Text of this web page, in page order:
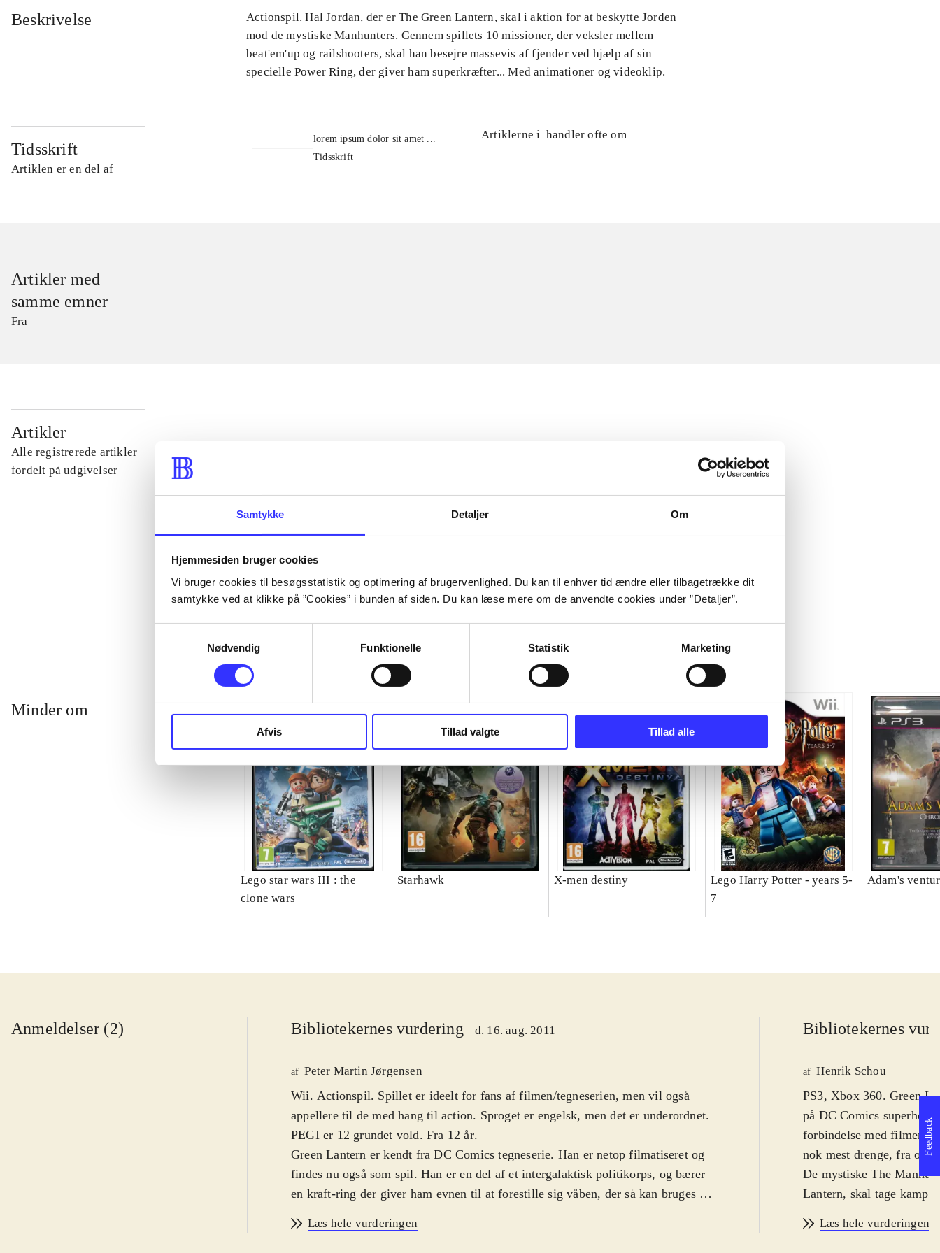
Samtykke Detaljer Om
Hjemmesiden bruger cookies
Vi bruger cookies til besøgsstatistik og optimering af brugervenlighed. Du kan til enhver tid ændre eller tilbagetrække dit
samtykke ved at klikke på ”Cookies” i bunden af siden. Du kan læse mere om de anvendte cookies under ”Detaljer”.
Nødvendig
Funktionelle Statistik Marketing
Afvis Tillad valgte Tillad alle
Beskrivelse
Actionspil. Hal Jordan, der er The Green Lantern, skal i aktion for at beskytte Jorden
mod de mystiske Manhunters. Gennem spillets 10 missioner, der veksler mellem
beat'em'up og railshooters, skal han besejre massevis af fjender ved hjælp af sin
specielle Power Ring, der giver ham superkræfter... Med animationer og videoklip.
Tidsskrift
Artiklen er en del af
lorem ipsum dolor sit amet ...
Tidsskrift
Artiklerne i handler ofte om
Artikler med
samme emner
Fra
Artikler
Alle registrerede artikler
fordelt på udgivelser
...
...
...
Minder om
Lego star wars III : the
clone wars
Starhawk X-men destiny
Lego Harry Potter - years 5-
7
Adam's
Anmeldelser (2) Bibliotekernes vurdering d. 16. aug. 2011
af Peter Martin Jørgensen
Wii. Actionspil. Spillet er ideelt for fans af filmen/tegneserien, men vil også
appellere til de med hang til action. Sproget er engelsk, men det er underordnet.
PEGI er 12 grundet vold. Fra 12 år.
Green Lantern er kendt fra DC Comics tegneserie. Han er netop filmatiseret og
findes nu også som spil. Han er en del af et intergalaktisk politikorps, og bærer
en kraft-ring der giver ham evnen til at forestille sig våben, der så kan bruges i
rare Manhunters, hvis mission er universelt herredømme. Bunker og atter
Læs hele vurderingen
Bibliotekernes
af Henrik Schou
PS3, Xbox 360. Green
på DC Comics superhelt
forbindelse med filmen
nok mest drenge, fra
De mystiske The
Lantern, skal tage
enten klassiske
Læs hele vurderingen
Feedback